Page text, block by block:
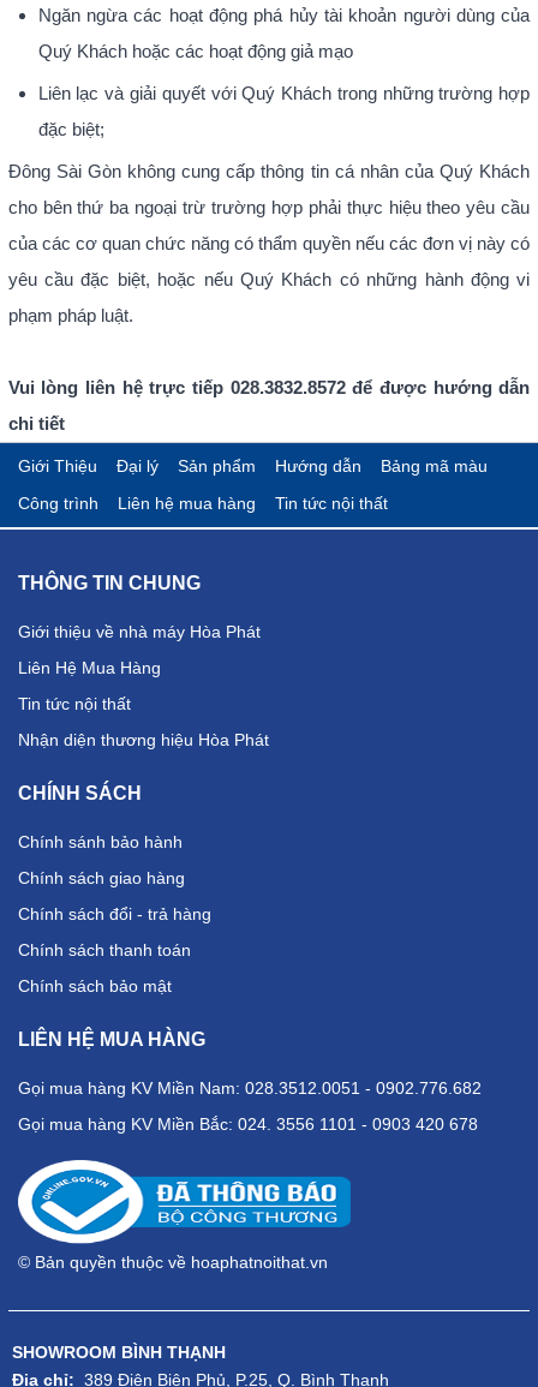
Ngăn ngừa các hoạt động phá hủy tài khoản người dùng của
Quý Khách hoặc các hoạt động giả mạo
Liên lạc và giải quyết với Quý Khách trong những trường hợp
đặc biệt;
Đông Sài Gòn không cung cấp thông tin cá nhân của Quý Khách
cho bên thứ ba ngoại trừ trường hợp phải thực hiệu theo yêu cầu
của các cơ quan chức năng có thẩm quyền nếu các đơn vị này có
yêu cầu đặc biệt, hoặc nếu Quý Khách có những hành động vi
phạm pháp luật.
Vui lòng liên hệ trực tiếp 028.3832.8572 để được hướng dẫn
chi tiết
Giới Thiệu Đại lý Sản phẩm Hướng dẫn
Bảng mã màu
Công trình
Liên hệ mua hàng Tin tức nội thất
THÔNG TIN CHUNG
Giới thiệu về nhà máy Hòa Phát
Liên Hệ Mua Hàng
Tin tức nội thất
Nhận diện thương hiệu Hòa Phát
CHÍNH SÁCH
Chính sánh bảo hành
Chính sách giao hàng
Chính sách đổi - trả hàng
Chính sách thanh toán
Chính sách bảo mật
LIÊN HỆ MUA HÀNG
Gọi mua hàng KV Miền Nam: 028.3512.0051 - 0902.776.682
Gọi mua hàng KV Miền Bắc: 024. 3556 1101 - 0903 420 678
© Bản quyền thuộc về hoaphatnoithat.vn
SHOWROOM BÌNH THẠNH
Địa chỉ: 389 Điện Biên Phủ, P.25, Q. Bình Thạnh